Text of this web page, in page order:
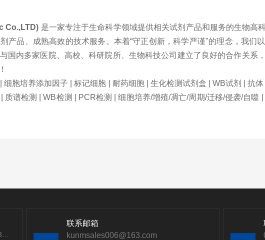
Co.,LTD) 是一家专注于生命科学领域提供相关试剂产品和服务的生物高
产品、成熟高效的技术服务。本着“守正创新，科学严谨"的理念，我们
国内多家医院、高校、科研院所、生物科技公司建立了良好的合作关系
| 细胞培养添加因子 | 标记细胞 | 耐药细胞 | 生化检测试剂盒 | WB试剂 | 抗体
质谱检测 | WB检测 | PCR检测 | 细胞培养/增殖/凋亡/周期/迁移/侵袭/自
联系邮箱
kunmsales006@163.com